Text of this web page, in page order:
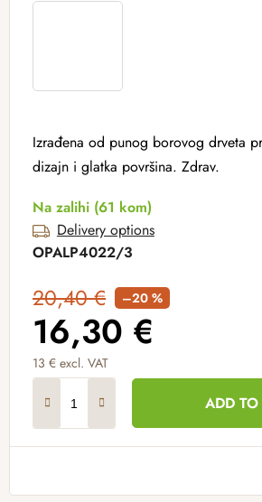
Izrađena od punog borovog drveta
dizajn i glatka površina. Zdrav.
Na zalihi (61 kom)
Delivery options
OPALP4022/3
20,40 € –20 %
16,30 €
13 € excl. VAT
ADD